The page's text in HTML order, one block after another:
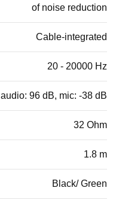
of noise reduction
Cable-integrated
20 - 20000 Hz
audio: 96 dB, mic: -38 dB
32 Ohm
1.8 m
Black/ Green